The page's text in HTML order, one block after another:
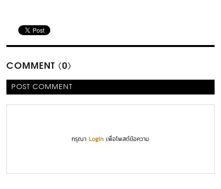
COMMENT (0)
POST COMMENT
กรุณาLogin เพื่อโพสต์ข้อความ